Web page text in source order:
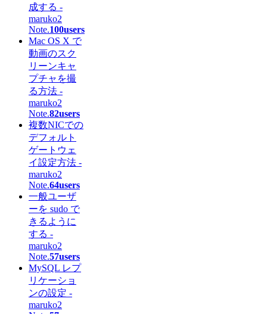
成する -
maruko2
Note.100users
Mac OS X で
動画のスク
リーンキャ
プチャを撮
る方法 -
maruko2
Note.82users
複数NICでの
デフォルト
ゲートウェ
イ設定方法 -
maruko2
Note.64users
一般ユーザ
ーを sudo で
きるように
する -
maruko2
Note.57users
MySQL レプ
リケーショ
ンの設定 -
maruko2